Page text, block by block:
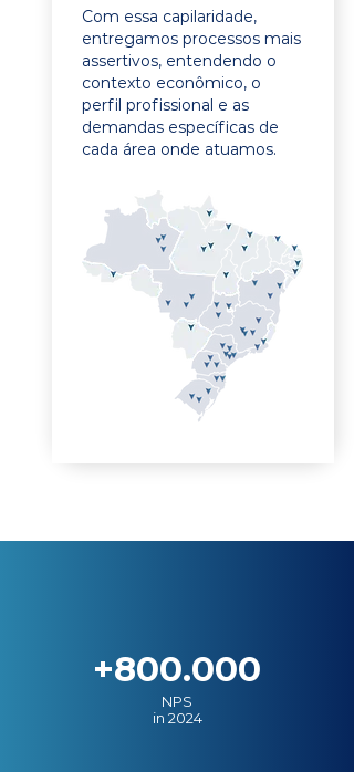
Com essa capilaridade,
entregamos processos mais
assertivos, entendendo o
contexto econômico, o
perfil profissional e as
demandas específicas de
cada área onde atuamos.
+800.000
NPS
in 2024